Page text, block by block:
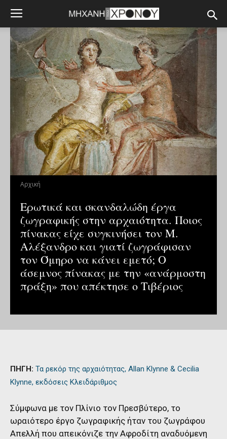
Αρχική
Ερωτικά και σκανδαλώδη έργα
ζωγραφικής στην αρχαιότητα. Ποιος
πίνακας είχε συγκινήσει τον Μ.
Αλέξανδρο και γιατί ζωγράφισαν
τον Όμηρο να κάνει εμετό; Ο
άσεμνος πίνακας με την «ανάρμοστη
πράξη» που απέκτησε ο Τιβέριος
ΠΗΓΗ: Τα ρεκόρ της αρχαιότητας, Allan Klynne & Cecilia
Klynne, εκδόσεις Κλειδάριθμος
Σύμφωνα με τον Πλίνιο τον Πρεσβύτερο, το
ωραιότερο έργο ζωγραφικής ήταν του ζωγράφου
Απελλή που απεικόνιζε την Αφροδίτη αναδυόμενη